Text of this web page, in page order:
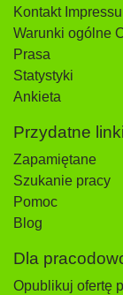
Kontakt
Warunki ogólne
Prasa
Statystyki
Ankieta
Przydatne linki
Zapamiętane
Szukanie pracy
Pomoc
Blog
Dla
Opublikuj ofertę